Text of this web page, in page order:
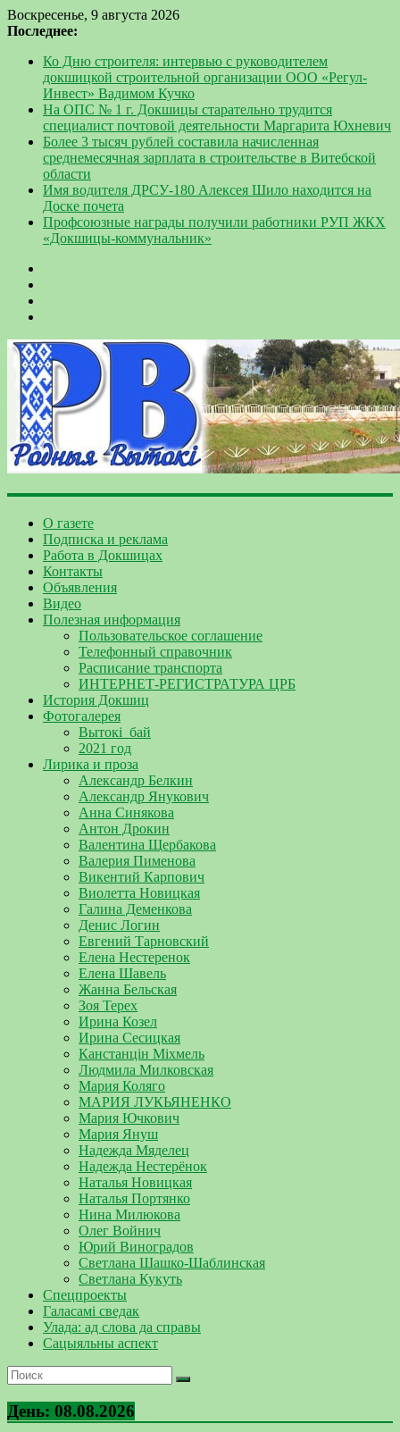
Воскресенье, 9 августа 2026
Последнее:
Ко Дню строителя: интервью с руководителем
докшицкой строительной организации ООО «Регул-
Инвест» Вадимом Кучко
На ОПС № 1 г. Докшицы старательно трудится
специалист почтовой деятельности Маргарита Юхневич
Более 3 тысяч рублей составила начисленная
среднемесячная зарплата в строительстве в Витебской
области
Имя водителя ДРСУ-180 Алексея Шило находится на
Доске почета
Профсоюзные награды получили работники РУП ЖКХ
«Докшицы-коммунальник»
О газете
Подписка и реклама
Работа в Докшицах
Контакты
Объявления
Видео
Полезная информация
Пользовательское соглашение
Телефонный справочник
Расписание транспорта
ИНТЕРНЕТ-РЕГИСТРАТУРА ЦРБ
История Докшиц
Фотогалерея
Вытокі_бай
2021 год
Лирика и проза
Александр Белкин
Александр Янукович
Анна Синякова
Антон Дрокин
Валентина Щербакова
Валерия Пименова
Викентий Карпович
Виолетта Новицкая
Галина Деменкова
Денис Логин
Евгений Тарновский
Елена Нестеренок
Елена Шавель
Жанна Бельская
Зоя Терех
Ирина Козел
Ирина Сесицкая
Канстанцін Міхмель
Людмила Милковская
Мария Коляго
МАРИЯ ЛУКЬЯНЕНКО
Мария Ючкович
Мария Януш
Надежда Мяделец
Надежда Нестерёнок
Наталья Новицкая
Наталья Портянко
Нина Милюкова
Олег Войнич
Юрий Виноградов
Светлана Шашко-Шаблинская
Светлана Кукуть
Спецпроекты
Галасамі сведак
Улада: ад слова да справы
Сацыяльны аспект
День: 08.08.2026